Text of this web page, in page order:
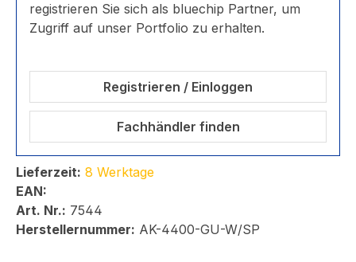
registrieren Sie sich als bluechip Partner, um
Zugriff auf unser Portfolio zu erhalten.
Registrieren / Einloggen
Fachhändler finden
Lieferzeit: 8 Werktage
EAN:
Art. Nr.: 7544
Herstellernummer: AK-4400-GU-W/SP